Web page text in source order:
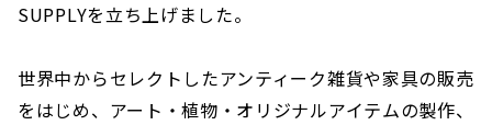
SUPPLYを立ち上げました。
世界中からセレクトしたアンティーク雑貨や家具の販売
をはじめ、アート・植物・オリジナルアイテムの製作、